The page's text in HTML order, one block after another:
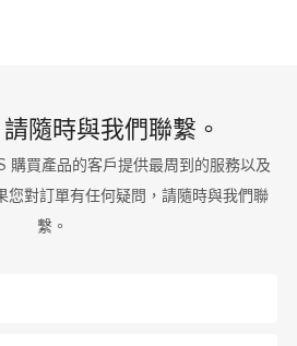
隨時與我們聯繫。
購買產品的客戶提供最周到的服務以及
您對訂單有任何疑問，請隨時與我們聯
繫。